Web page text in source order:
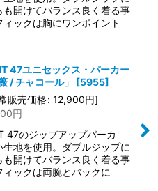
も開けてバランス良く着る事
ックは胸にワンポイント
47ユニセックス・パーカー
/ チャコール」
[5955]
販売価格: 12,900円]
円
47のジップアップパーカ
地を使用。ダブルジップに
も開けてバランス良く着る事
ックは両腕とバックに